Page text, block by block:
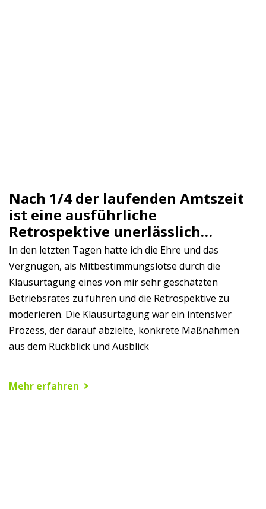
Nach 1/4 der laufenden Amtszeit
ist eine ausführliche
Retrospektive unerlässlich…
In den letzten Tagen hatte ich die Ehre und das
Vergnügen, als Mitbestimmungslotse durch die
Klausurtagung eines von mir sehr geschätzten
Betriebsrates zu führen und die Retrospektive zu
moderieren. Die Klausurtagung war ein intensiver
Prozess, der darauf abzielte, konkrete Maßnahmen
aus dem Rückblick und Ausblick
Mehr erfahren